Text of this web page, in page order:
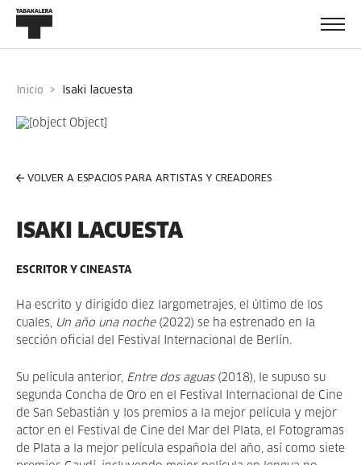
Inicio isaki lacuesta
VOLVER A ESPACIOS PARA ARTISTAS Y CREADORES
ISAKI LACUESTA
ESCRITOR Y CINEASTA
Ha escrito y dirigido diez largometrajes, el último de los
cuales, Un año una noche (2022) se ha estrenado en la
sección oficial del Festival Internacional de Berlín.
Su película anterior, Entre dos aguas(2018), le supuso su
segunda Concha de Oro en el Festival Internacional de Cine
de San Sebastián y los premios a la mejor película y mejor
actor en el Festival de Cine del Mar del Plata, el Fotogramas
de Plata a la mejor película española del año, así como siete